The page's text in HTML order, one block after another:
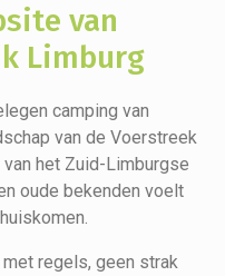
van
Limburg
camping van
van de Voerstreek
het Zuid-Limburgse
oude bekenden voelt
regels, geen strak